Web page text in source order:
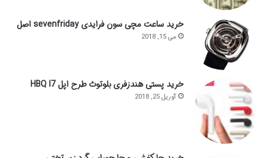
خرید ساعت مچی سون فرایدی sevenfriday اصل
می 15, 2018
خرید پستی هندزفری بلوتوث طرح اپل HBQ I7
آوریل 25, 2018